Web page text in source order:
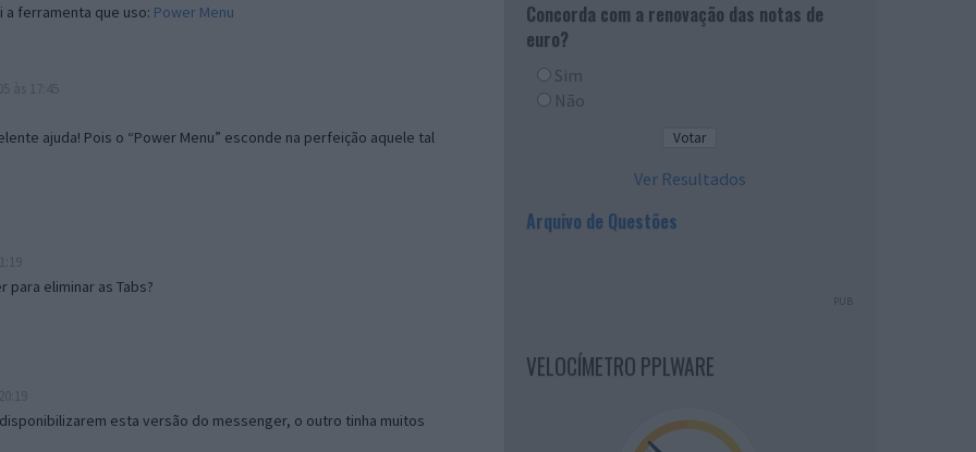
ferramenta que uso: Power Menu
ajuda! Pois o “Power Menu” esconde na perfeição aquele tal
para eliminar as Tabs?
esta versão do messenger, o outro tinha muitos
Concorda com a renovação das notas de
euro?
Sim
Não
Ver Resultados
Arquivo de Questões
PUB
VELOCÍMETRO PPLWARE